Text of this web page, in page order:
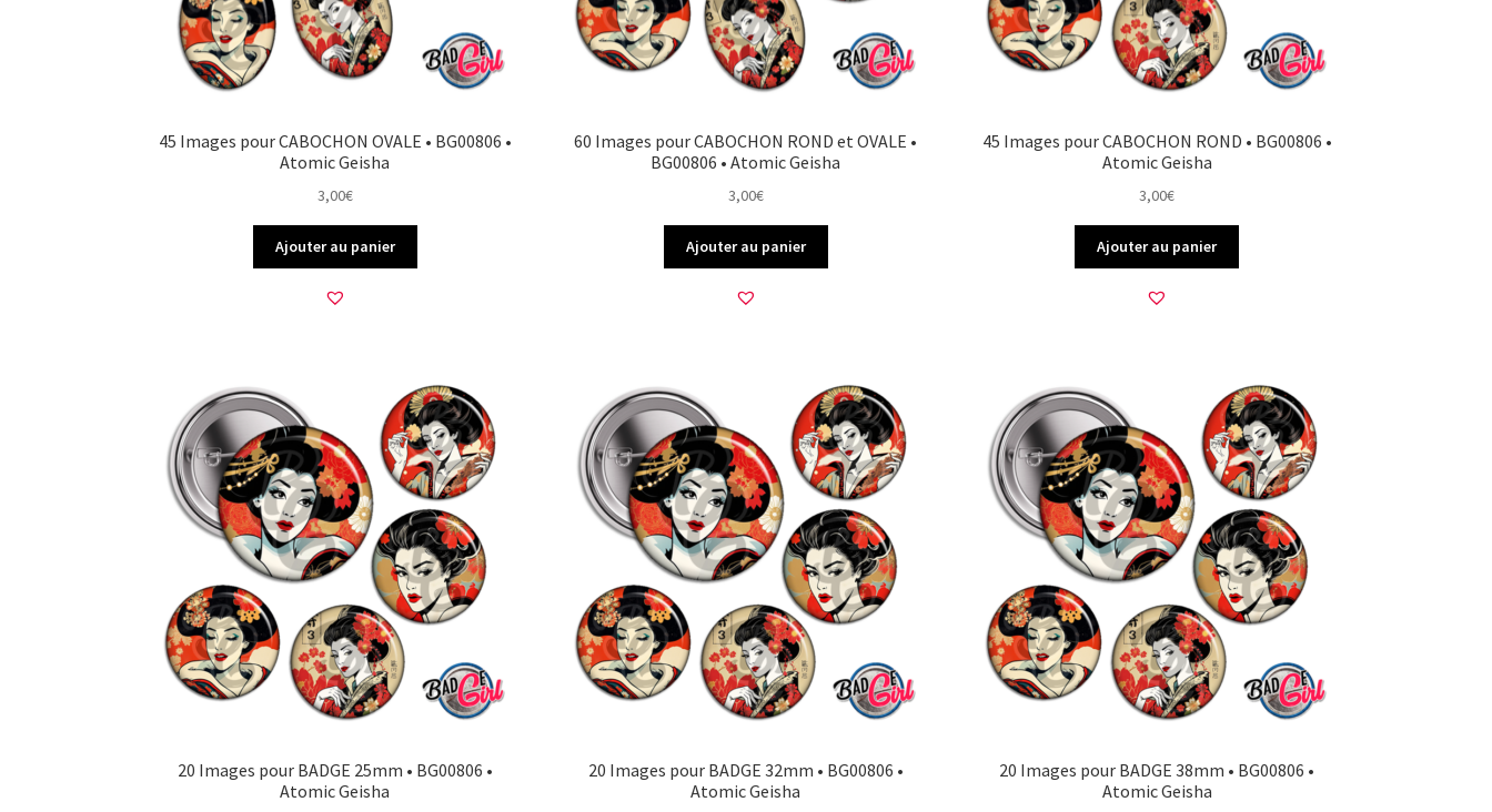
45 Images pour CABOCHON OVALE • BG00806 •
Atomic Geisha
3,00€
Ajouter au panier
60 Images pour CABOCHON ROND et OVALE •
BG00806 • Atomic Geisha
3,00€
Ajouter au panier
45 Images pour CABOCHON ROND • BG00806 •
Atomic Geisha
3,00€
Ajouter au panier
20 Images pour BADGE 25mm • BG00806 •
Atomic Geisha
20 Images pour BADGE 32mm • BG00806 •
Atomic Geisha
20 Images pour BADGE 38mm • BG00806 •
Atomic Geisha